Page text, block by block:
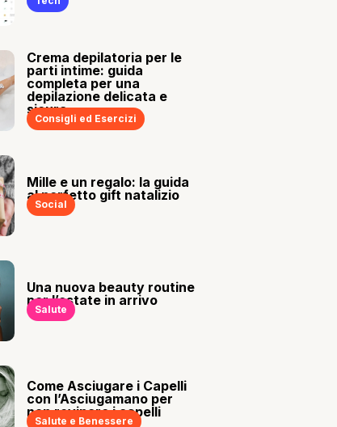
Crema depilatoria per le
parti intime: guida
completa per una
depilazione delicata e
sicura
Consigli ed Esercizi
Mille e un regalo: la guida
al perfetto gift natalizio
Social
Una nuova beauty routine
per l’estate in arrivo
Salute
Come Asciugare i Capelli
con l’Asciugamano per
non rovinare i capelli
Salute e Benessere